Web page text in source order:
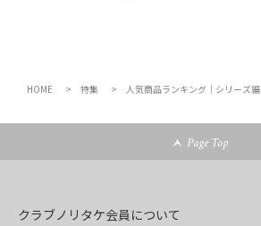
HOME 特集 人気商品ランキング｜シリーズ編
Page Top
クラブノリタケ会員について